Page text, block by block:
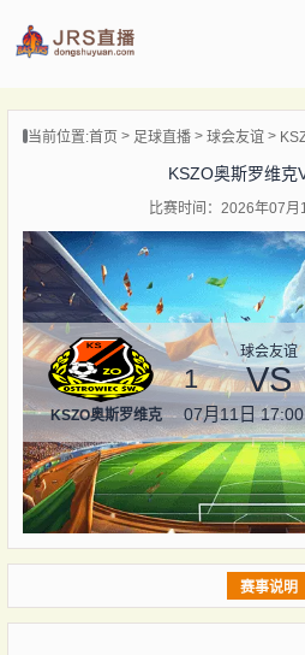
播
闻
当前位置:首页 足球直播 球会友谊
KSZO奥斯罗维克
比赛时间：2026年07
KSZO奥斯罗维克
球会友谊
1 VS
07月11日 17:00
赛事说明